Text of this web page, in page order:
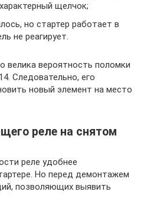
щелчок;
но стартер работает в
не реагирует.
велика вероятность поломки
Следовательно, его
новый элемент на место
реле на снятом
реле удобнее
Но перед демонтажем
позволяющих выявить